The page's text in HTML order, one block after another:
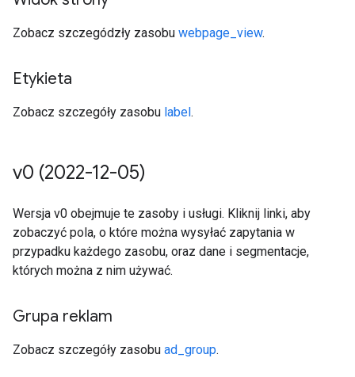
Zobacz szczegódzły zasobu webpage_view.
Etykieta
Zobacz szczegóły zasobu label.
v0 (2022-12-05)
Wersja v0 obejmuje te zasoby i usługi. Kliknij linki, aby
zobaczyć pola, o które można wysyłać zapytania w
przypadku każdego zasobu, oraz dane i segmentacje,
których można z nim używać.
Grupa reklam
Zobacz szczegóły zasobu ad_group.